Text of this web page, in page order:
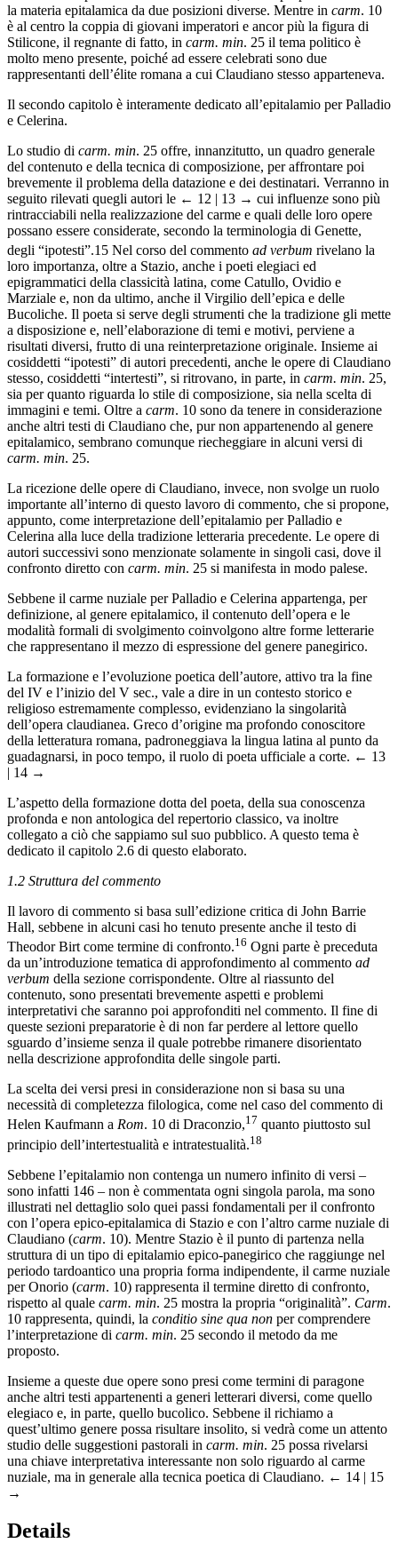
la materia epitalamica da due posizioni diverse. Mentre in carm. 10
è al centro la coppia di giovani imperatori e ancor più la figura di
Stilicone, il regnante di fatto, in carm. min. 25 il tema politico è
molto meno presente, poiché ad essere celebrati sono due
rappresentanti dell’élite romana a cui Claudiano stesso apparteneva.
Il secondo capitolo è interamente dedicato all’epitalamio per Palladio
e Celerina.
Lo studio di carm. min. 25 offre, innanzitutto, un quadro generale
del contenuto e della tecnica di composizione, per affrontare poi
brevemente il problema della datazione e dei destinatari. Verranno in
seguito rilevati quegli autori le ← 12 | 13 → cui influenze sono più
rintracciabili nella realizzazione del carme e quali delle loro opere
possano essere considerate, secondo la terminologia di Genette,
degli “ipotesti”.15 Nel corso del commento ad verbum rivelano la
loro importanza, oltre a Stazio, anche i poeti elegiaci ed
epigrammatici della classicità latina, come Catullo, Ovidio e
Marziale e, non da ultimo, anche il Virgilio dell’epica e delle
Bucoliche. Il poeta si serve degli strumenti che la tradizione gli mette
a disposizione e, nell’elaborazione di temi e motivi, perviene a
risultati diversi, frutto di una reinterpretazione originale. Insieme ai
cosiddetti “ipotesti” di autori precedenti, anche le opere di Claudiano
stesso, cosiddetti “intertesti”, si ritrovano, in parte, in carm. min. 25,
sia per quanto riguarda lo stile di composizione, sia nella scelta di
immagini e temi. Oltre a carm. 10 sono da tenere in considerazione
anche altri testi di Claudiano che, pur non appartenendo al genere
epitalamico, sembrano comunque riecheggiare in alcuni versi di
carm. min. 25.
La ricezione delle opere di Claudiano, invece, non svolge un ruolo
importante all’interno di questo lavoro di commento, che si propone,
appunto, come interpretazione dell’epitalamio per Palladio e
Celerina alla luce della tradizione letteraria precedente. Le opere di
autori successivi sono menzionate solamente in singoli casi, dove il
confronto diretto con carm. min. 25 si manifesta in modo palese.
Sebbene il carme nuziale per Palladio e Celerina appartenga, per
definizione, al genere epitalamico, il contenuto dell’opera e le
modalità formali di svolgimento coinvolgono altre forme letterarie
che rappresentano il mezzo di espressione del genere panegirico.
La formazione e l’evoluzione poetica dell’autore, attivo tra la fine
del IV e l’inizio del V sec., vale a dire in un contesto storico e
religioso estremamente complesso, evidenziano la singolarità
dell’opera claudianea. Greco d’origine ma profondo conoscitore
della letteratura romana, padroneggiava la lingua latina al punto da
guadagnarsi, in poco tempo, il ruolo di poeta ufficiale a corte. ← 13
| 14 →
L’aspetto della formazione dotta del poeta, della sua conoscenza
profonda e non antologica del repertorio classico, va inoltre
collegato a ciò che sappiamo sul suo pubblico. A questo tema è
dedicato il capitolo 2.6 di questo elaborato.
1.2 Struttura del commento
Il lavoro di commento si basa sull’edizione critica di John Barrie
Hall, sebbene in alcuni casi ho tenuto presente anche il testo di
Theodor Birt come termine di confronto.16 Ogni parte è preceduta
da un’introduzione tematica di approfondimento al commento ad
verbum della sezione corrispondente. Oltre al riassunto del
contenuto, sono presentati brevemente aspetti e problemi
interpretativi che saranno poi approfonditi nel commento. Il fine di
queste sezioni preparatorie è di non far perdere al lettore quello
sguardo d’insieme senza il quale potrebbe rimanere disorientato
nella descrizione approfondita delle singole parti.
La scelta dei versi presi in considerazione non si basa su una
necessità di completezza filologica, come nel caso del commento di
Helen Kaufmann a Rom. 10 di Draconzio,17 quanto piuttosto sul
principio dell’intertestualità e intratestualità.18
Sebbene l’epitalamio non contenga un numero infinito di versi –
sono infatti 146 – non è commentata ogni singola parola, ma sono
illustrati nel dettaglio solo quei passi fondamentali per il confronto
con l’opera epico-epitalamica di Stazio e con l’altro carme nuziale di
Claudiano (carm. 10). Mentre Stazio è il punto di partenza nella
struttura di un tipo di epitalamio epico-panegirico che raggiunge nel
periodo tardoantico una propria forma indipendente, il carme nuziale
per Onorio (carm. 10) rappresenta il termine diretto di confronto,
rispetto al quale carm. min. 25 mostra la propria “originalità”. Carm.
10 rappresenta, quindi, la conditio sine qua non per comprendere
l’interpretazione di carm. min. 25 secondo il metodo da me
proposto.
Insieme a queste due opere sono presi come termini di paragone
anche altri testi appartenenti a generi letterari diversi, come quello
elegiaco e, in parte, quello bucolico. Sebbene il richiamo a
quest’ultimo genere possa risultare insolito, si vedrà come un attento
studio delle suggestioni pastorali in carm. min. 25 possa rivelarsi
una chiave interpretativa interessante non solo riguardo al carme
nuziale, ma in generale alla tecnica poetica di Claudiano. ← 14 | 15
→
Details